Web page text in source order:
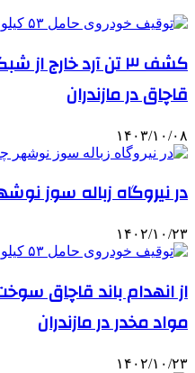
کشف ۳ تن آرد خارج
قاچاق در مازندران
۱۴۰۳/۱۰/۰۸
در نیروگاه زباله سوز
۱۴۰۲/۱۰/۲۳
مواد مخدر در مازندران
۱۴۰۲/۱۰/۲۳